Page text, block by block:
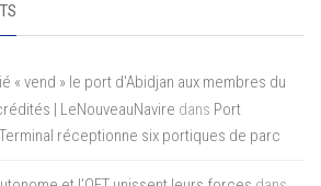
« vend » le port d'Abidjan aux membres du
| LeNouveauNavire dans Port
Terminal réceptionne six portiques de parc